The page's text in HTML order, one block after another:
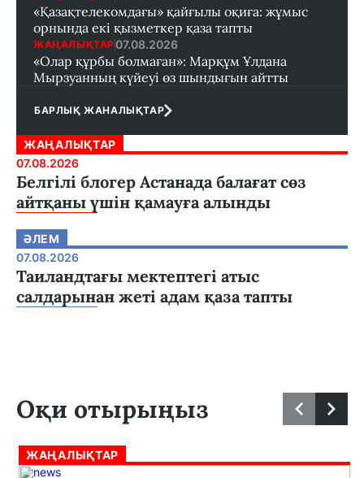
«Қазақтелекомдағы» қайғылы оқиға: жұмыс
орнында екі қызметкер қаза тапты
ЖАҢАЛЫҚТАР 07.08.2026
«Олар құрбы болмаған»: Марқұм Ұлдана
Мырзуанның күйеуі өз шындығын айтты
БАРЛЫҚ ЖАНАЛЫҚТАР
ЖАҢАЛЫҚТАР
07.08.2026
Белгілі блогер Астанада балағат сөз
айтқаны үшін қамауға алынды
ӘЛЕМ
07.08.2026
Таиландтағы мектептегі атыс
салдарынан жеті адам қаза тапты
Оқи отырыңыз
ЖАҢАЛЫҚТАР